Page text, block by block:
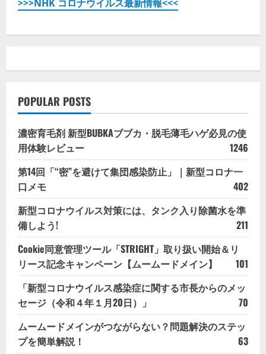
>>>NHK コロナウイルス最新情報<<<
POPULAR POSTS
濃密育毛剤 新型BUBKAブブカ・脱毛薄毛ハゲ必見の使
用体験レビュー
1246
第14回「“密”を避けて集団感染防止」｜新型コロナ一
口メモ
402
新型コロナウイルス対策には、タンク入り除菌水を準
備しよう!
211
Cookie同意管理ツール「STRIGHT」取り扱い開始＆リ
リース記念キャンペーン【ムームードメイン】
101
「新型コロナウイルス感染症に関する市長からのメッ
セージ（令和４年１月20日）」
70
ムームードメインがつながらない？問題解決のステッ
プを簡単解説！
63